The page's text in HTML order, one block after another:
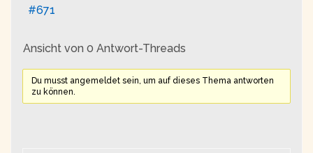
#671
Ansicht von 0 Antwort-Threads
Du musst angemeldet sein, um auf dieses Thema antworten
zu können.